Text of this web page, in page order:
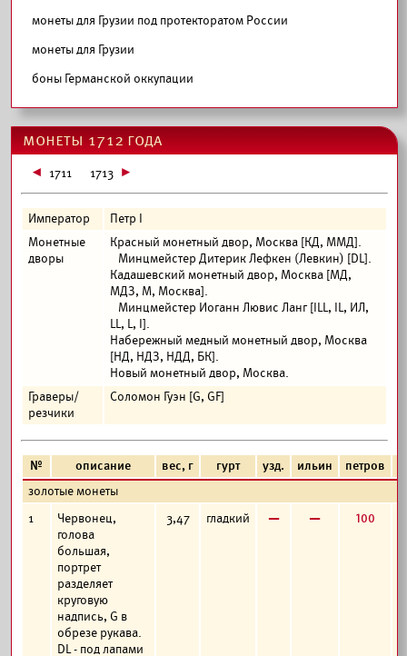
монеты для Грузии под протекторатом России
монеты для Грузии
боны Германской оккупации
монеты 1712 года
1711 1713
Император
Петр I
Монетные
дворы
Красный монетный двор, Москва [КД, ММД].
Минцмейстер Дитерик Лефкен (Левкин) [DL].
Кадашевский монетный двор, Москва [МД,
МДЗ, М, Москва].
Минцмейстер Иоганн Лювис Ланг [ILL, IL, ИЛ,
LL, L, I].
Набережный медный монетный двор, Москва
[НД, НДЗ, НДД, БК].
Новый монетный двор, Москва.
Граверы/
резчики
Соломон Гуэн [G, GF]
№ описание вес, г гурт узд. ильин петров
золотые монеты
1
Червонец,
голова
большая,
портрет
разделяет
круговую
надпись, G в
обрезе рукава.
DL - под лапами
3,47 гладкий в в 100